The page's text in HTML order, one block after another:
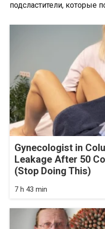
подсластители, которые
Gynecologist in
Leakage After 50
(Stop Doing This)
7 h 43 min